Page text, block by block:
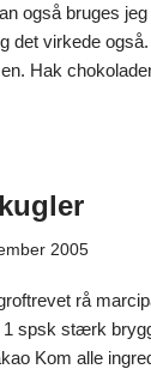
også bruges
det virkede
Hak
2005
rå
spsk stærk
Kom alle